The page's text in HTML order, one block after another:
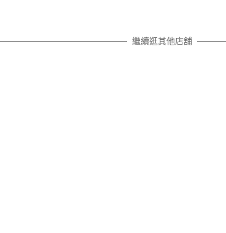
繼續逛其他店舖